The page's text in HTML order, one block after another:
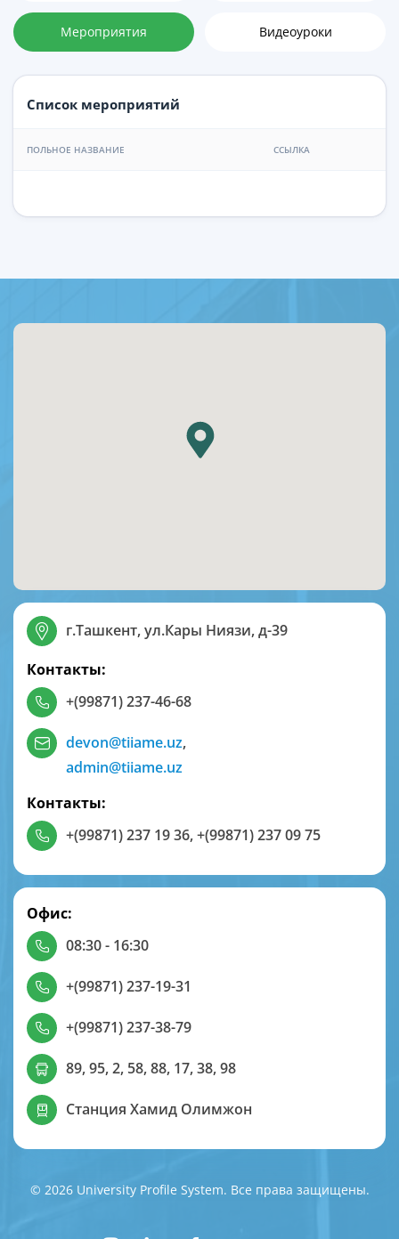
Мероприятия Видеоуроки
Список мероприятий
ПОЛЬНОЕ НАЗВАНИЕ ССЫЛКА
г.Ташкент, ул.Кары Ниязи, д-39
Контакты:
+(99871) 237-46-68
devon@tiiame.uz,
admin@tiiame.uz
Контакты:
+(99871) 237 19 36,+(99871) 237 09 75
Офис:
08:30 - 16:30
+(99871) 237-19-31
+(99871) 237-38-79
89, 95, 2, 58, 88, 17, 38, 98
Станция Хамид Олимжон
© 2026 University Profile System. Все права защищены.